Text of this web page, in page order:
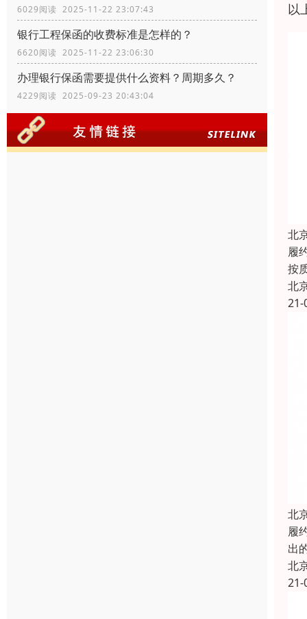
6029阅读 2025-11-22 23:07:43
银行工程保函的收费标准是怎样的？
6620阅读 2025-11-22 23:06:30
办理银行保函需要提供什么资料？周期多久？
4229阅读 2025-09-23 20:43:04
以
北
履
按
北
21-
北
履
出
北
21-